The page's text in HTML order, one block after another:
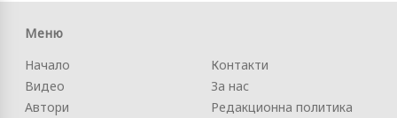
Меню
Начало
Видео
Автори
Контакти
За нас
Редакционна политика